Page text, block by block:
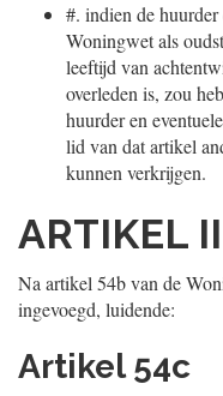
#. indien de
Woningwet als
leeftijd van
overleden is, zou
huurder en
lid van dat artikel
kunnen verkrijgen.
ARTIKEL II
Na artikel 54b van de
ingevoegd, luidende:
Artikel 54c